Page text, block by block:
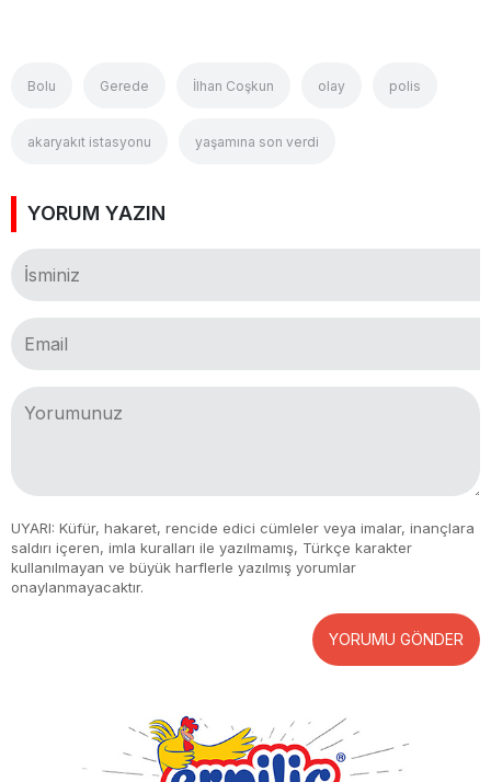
Bolu Gerede İlhan Coşkun olay polis
akaryakıt istasyonu yaşamına son verdi
YORUM YAZIN
UYARI: Küfür, hakaret, rencide edici cümleler veya imalar, inançlara
saldırı içeren, imla kuralları ile yazılmamış, Türkçe karakter
kullanılmayan ve büyük harflerle yazılmış yorumlar
onaylanmayacaktır.
YORUMU GÖNDER